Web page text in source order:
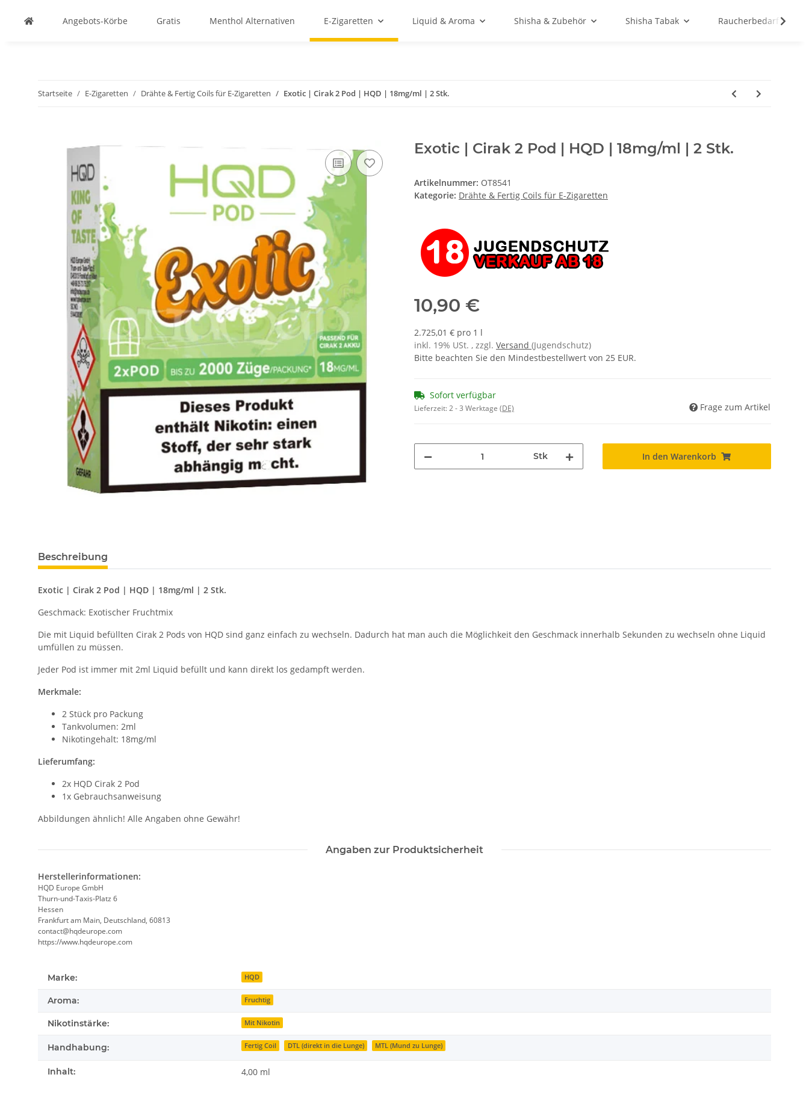
Angebots-Körbe Gratis Menthol Alternativen E-Zigaretten Liquid & Aroma Shisha & Zubehör Shisha Tabak Raucherbedarf
Startseite E-Zigaretten Drähte & Fertig Coils für E-Zigaretten Exotic | Cirak 2 Pod | HQD | 18mg/ml | 2 Stk.
Exotic | Cirak 2 Pod | HQD | 18mg/ml | 2 Stk.
Artikelnummer: OT8541
Kategorie: Drähte & Fertig Coils für E-Zigaretten
10,90 €
2.725,01 € pro 1 l
inkl. 19% USt. , zzgl. Versand (Jugendschutz)
Bitte beachten Sie den Mindestbestellwert von 25 EUR.
Sofort verfügbar
Lieferzeit:2 - 3 Werktage (DE) Frage zum Artikel
Stk In den Warenkorb
Beschreibung
Exotic | Cirak 2 Pod | HQD | 18mg/ml | 2 Stk.
Geschmack: Exotischer Fruchtmix
Die mit Liquid befüllten Cirak 2 Pods von HQD sind ganz einfach zu wechseln. Dadurch hat man auch die Möglichkeit den Geschmack innerhalb Sekunden zu wechseln ohne Liquid
umfüllen zu müssen.
Jeder Pod ist immer mit 2ml Liquid befüllt und kann direkt los gedampft werden.
Merkmale:
2 Stück pro Packung
Tankvolumen: 2ml
Nikotingehalt: 18mg/ml
Lieferumfang:
2x HQD Cirak 2 Pod
1x Gebrauchsanweisung
Abbildungen ähnlich! Alle Angaben ohne Gewähr!
Angaben zur Produktsicherheit
Herstellerinformationen:
HQD Europe GmbH
Thurn-und-Taxis-Platz 6
Hessen
Frankfurt am Main, Deutschland, 60813
contact@hqdeurope.com
https://www.hqdeurope.com
Marke: HQD
Aroma: Fruchtig
Nikotinstärke: Mit Nikotin
Handhabung: Fertig Coil DTL (direkt in die Lunge) MTL (Mund zu Lunge)
Inhalt: 4,00 ml